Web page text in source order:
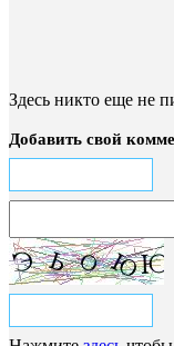
Здесь никто еще не
Добавить свой